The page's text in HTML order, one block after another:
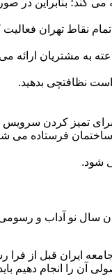
کند؛ بنابراین در
نقاط تهران فعالیت
کاملاً شفاف برای دستمزد نظافتچی مشخص کرده است.این شرکت برای
تمیز کردن
فرستاده می
شود.
نو آداب و رسومی
ایران قبل از
را انجام دهیم